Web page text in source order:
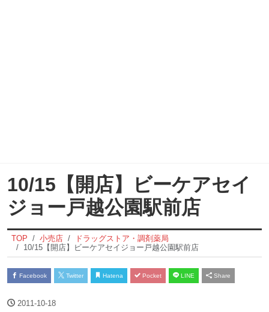
10/15【開店】ビーケアセイ
ジョー戸越公園駅前店
TOP 小売店
ドラッグストア・調剤薬局
10/15【開店】ビーケアセイジョー戸越公園駅前店
Facebook Twitter Hatena Pocket LINE Share
2011-10-18